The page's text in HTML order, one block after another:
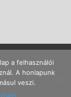
Edge. Ajánlott
/Adatkezelés
a felhasználói
A honlapunk
veszi.